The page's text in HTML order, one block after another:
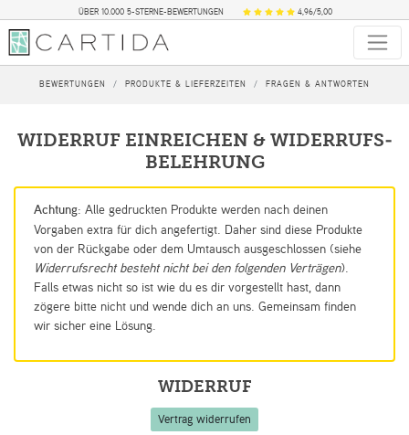
ÜBER 10.000 5-STERNE-BEWERTUNGEN 4,96/5,00
BEWERTUNGEN PRODUKTE & LIEFERZEITEN FRAGEN & ANTWORTEN
WIDERRUF EINREICHEN & WIDERRUFS­
BELEHRUNG
Achtung: Alle gedruckten Produkte werden nach deinen
Vorgaben extra für dich angefertigt. Daher sind diese Produkte
von der Rückgabe oder dem Umtausch ausgeschlossen (siehe
Widerrufsrecht besteht nicht bei den folgenden Verträgen).
Falls etwas nicht so ist wie du es dir vorgestellt hast, dann
zögere bitte nicht und wende dich an uns. Gemeinsam finden
wir sicher eine Lösung.
WIDERRUF
Vertrag widerrufen